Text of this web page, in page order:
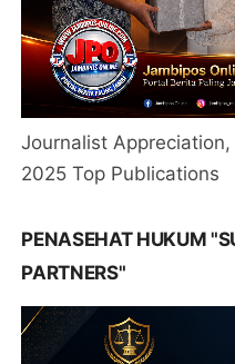
Journalist
2025 Top Publications
PENASEHAT HUKUM
PARTNERS"